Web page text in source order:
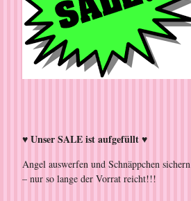
♥ Unser SALE ist aufgefüllt ♥
Angel auswerfen und Schnäppchen sichern
– nur so lange der Vorrat reicht!!!